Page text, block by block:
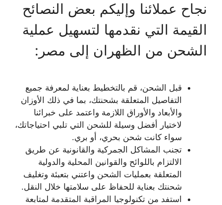
نجاح عملائنا وإليكم بعض النصائح
القيمة التي نقدمها لتسهيل عملية
الشحن من الظهران إلى مصر:
قبل الشحن، قم بالتخطيط بعناية لمعرفة جميع
التفاصيل المتعلقة بشحنتك، بما في ذلك الأوزان
والأبعاد والأوراق اللازمة واعتمد على خبرائنا
لاختيار أفضل وسيلة للشحن التي تلبي احتياجاتك،
سواء كانت شحن بحري، أو بري.
تجنب المشاكل الجمركية والقانونية عن طريق
الالتزام باللوائح والقوانين المحلية والدولية
المتعلقة بعمليات الشحن واعتني بتعبئة وتغليف
شحنتك بعناية للحفاظ على سلامتها خلال النقل.
استفد من تكنولوجيا المراقبة المتقدمة لمتابعة